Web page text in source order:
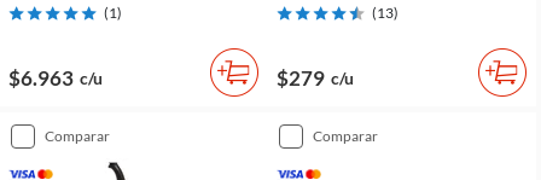
(1)
$6.963 c/u
(13)
$279 c/u
comparar comparar